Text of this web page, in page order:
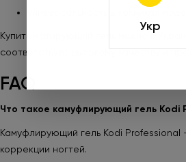
Укр
Купить матирующий гель можно в
соответствует высокому качеству и
FAQ
Что такое камуфлирующий гель Kodi
Камуфлирующий гель Kodi
коррекции ногтей.